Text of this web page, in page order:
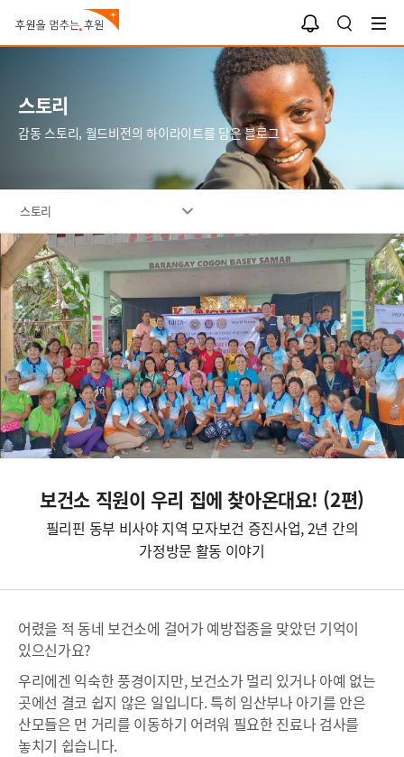
검
색
알
림
함
스토리
감동 스토리, 월드비전의 하이라이트를 담은 블로그
스토리
보건소 직원이 우리 집에 찾아온대요! (2편)
필리핀 동부 비사야 지역 모자보건 증진사업, 2년 간의
가정방문 활동 이야기
어렸을 적 동네 보건소에 걸어가 예방접종을 맞았던 기억이
있으신가요?
우리에겐 익숙한 풍경이지만, 보건소가 멀리 있거나 아예 없는
곳에선 결코 쉽지 않은 일입니다.특히 임산부나 아기를 안은
산모들은 먼 거리를 이동하기 어려워 필요한 진료나 검사를
놓치기 쉽습니다.